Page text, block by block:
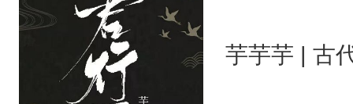
芋芋芋 | 古